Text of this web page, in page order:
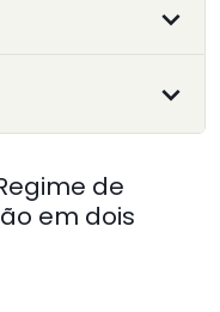
de
em dois